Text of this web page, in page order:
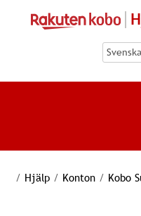
/ Hjälp / Konton / Kobo